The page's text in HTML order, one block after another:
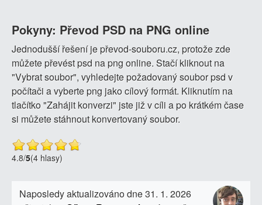
Pokyny: Převod PSD na PNG online
Jednodušší řešení je převod-souboru.cz, protože zde
můžete převést psd na png online. Stačí kliknout na
"Vybrat soubor", vyhledejte požadovaný soubor psd v
počítači a vyberte png jako cílový formát. Kliknutím na
tlačítko "Zahájit konverzi" jste již v cíli a po krátkém čase
si můžete stáhnout konvertovaný soubor.
4.8/5(4 hlasy)
Naposledy aktualizováno dne 31. 1. 2026